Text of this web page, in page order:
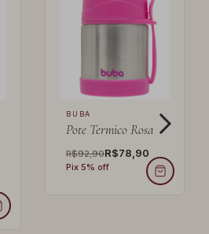
BUBA
Pote Termico Rosa
R$92,90R$78,90
Pix 5% off